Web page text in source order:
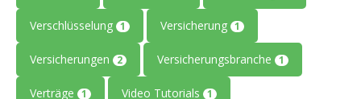
Verschlüsselung 1 Versicherung 1
Versicherungen 2 Versicherungsbranche 1
Verträge 1 Video Tutorials 1